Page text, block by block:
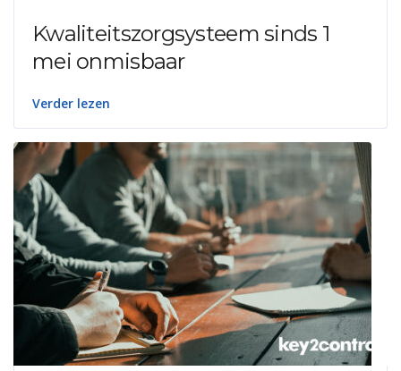
Kwaliteitszorgsysteem sinds 1
mei onmisbaar
Verder lezen